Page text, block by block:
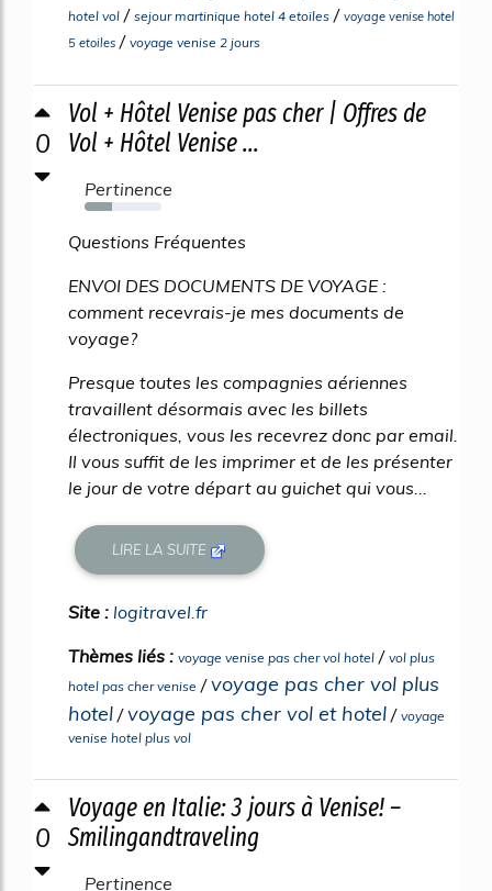
hotel vol / sejour martinique hotel 4 etoiles / voyage venise hotel
5 etoiles / voyage venise 2 jours
0
Vol + Hôtel Venise pas cher | Offres de
Vol + Hôtel Venise ...
Pertinence
35%
Questions Fréquentes
ENVOI DES DOCUMENTS DE VOYAGE :
comment recevrais-je mes documents de
voyage?
Presque toutes les compagnies aériennes
travaillent désormais avec les billets
électroniques, vous les recevrez donc par email.
Il vous suffit de les imprimer et de les présenter
le jour de votre départ au guichet qui vous...
LIRE LA SUITE
Site : logitravel.fr
Thèmes liés : voyage venise pas cher vol hotel / vol plus
hotel pas cher venise /voyage pas cher vol plus
hotel /voyage pas cher vol et hotel / voyage
venise hotel plus vol
0
Voyage en Italie: 3 jours à Venise! –
Smilingandtraveling
Pertinence